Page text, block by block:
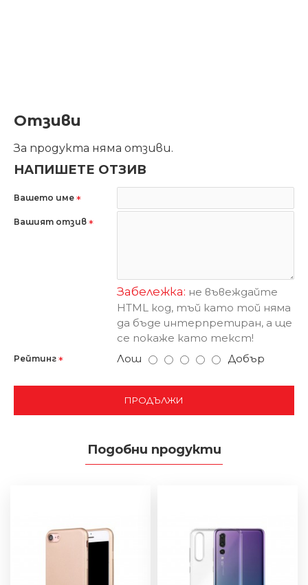
Отзиви
За продукта няма отзиви.
НАПИШЕТЕ ОТЗИВ
Вашето име
Вашият отзив
Забележка: не въвеждайте
HTML код, тъй като той няма
да бъде интерпретиран, а ще
се покаже като текст!
Рейтинг Лош Добър
ПРОДЪЛЖИ
Подобни продукти